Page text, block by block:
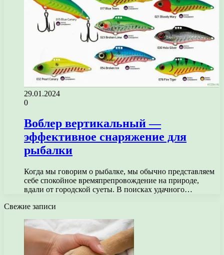
29.01.2024
0
Воблер вертикальный —
эффективное снаряжение для
рыбалки
Когда мы говорим о рыбалке, мы обычно представляем
себе спокойное времяпрепровождение на природе,
вдали от городской суеты. В поисках удачного…
Свежие записи